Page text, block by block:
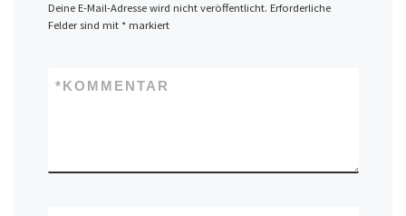
Deine E-Mail-Adresse wird nicht veröffentlicht. Erforderliche
Felder sind mit *markiert
KOMMENTAR
*